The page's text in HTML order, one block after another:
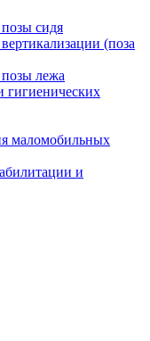
сидя
(поза
лежа
гигиенических
маломобильных
и